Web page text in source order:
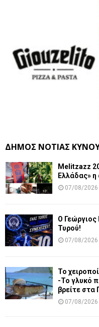
ΔΗΜΟΣ ΝΟΤΙΑΣ
Melitzazz
Ελλάδας»
07/08/2026
Ο Γεώργιος
Τυρού!
07/08/2026
Το
-Το γλυκό
βρείτε στα
07/08/2026